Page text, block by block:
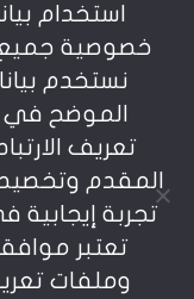
سياسة
عن بالعربي
استخدام
خصوصية جميع
نستخدم
الموضح
تعريف
المقدم
تجربة
تعتبر
وملفات